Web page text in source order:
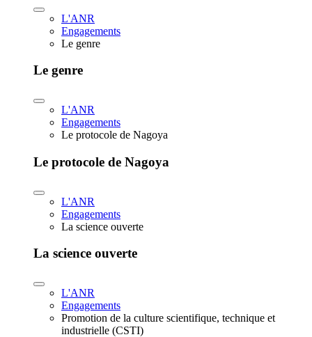
L'ANR
Engagements
Le genre
Le genre
L'ANR
Engagements
Le protocole de Nagoya
Le protocole de Nagoya
L'ANR
Engagements
La science ouverte
La science ouverte
L'ANR
Engagements
Promotion de la culture scientifique, technique et
industrielle (CSTI)